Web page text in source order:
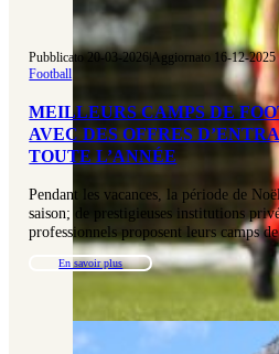
Pubblicato 20-03-2026|Aggiornato 16-12-2025
Football
MEILLEURS CAMPS DE
AVEC DES OFFRES
TOUTE L’ANNÉE
Pendant les vacances, la période de
saison; de prestigieuses institutions
professionnels proposent leurs camps
En savoir plus